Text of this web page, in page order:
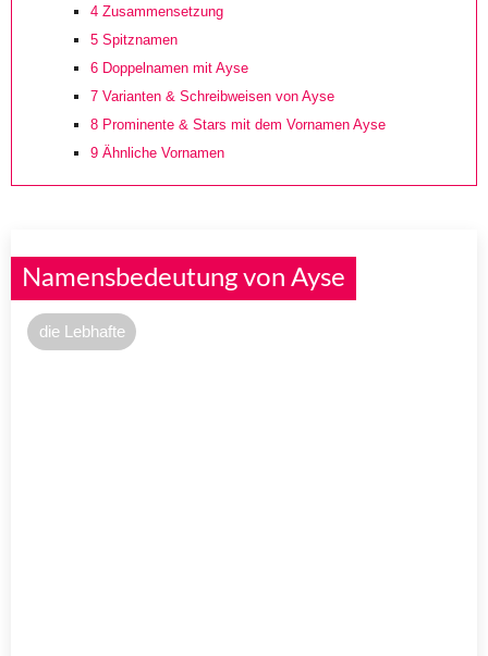
4 Zusammensetzung
5 Spitznamen
6 Doppelnamen mit Ayse
7 Varianten & Schreibweisen von Ayse
8 Prominente & Stars mit dem Vornamen Ayse
9 Ähnliche Vornamen
Namensbedeutung von Ayse
die Lebhafte